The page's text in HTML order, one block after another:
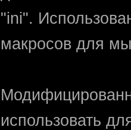
"ini".
макросов для
использовать